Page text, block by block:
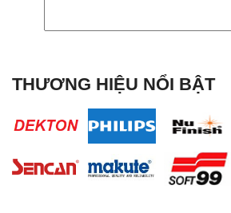
THƯƠNG HIỆU NỔI BẬT